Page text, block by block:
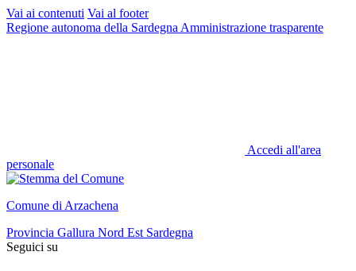
Vai ai contenuti Vai al footer
Regione autonoma della Sardegna Amministrazione trasparente
Accedi all'area
personale
Comune di Arzachena
Provincia Gallura Nord Est Sardegna
Seguici su